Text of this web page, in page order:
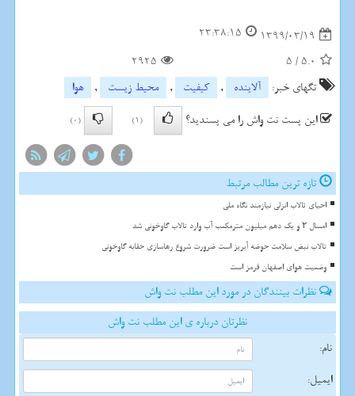
1399/03/19
23:38:15
5.0
/
5
2925
تگهای خبر:
آلاینده , كیفیت , محیط زیست ,
هوا
این پست نت واش را می پسندید؟
(1)
(0)
تازه ترین مطالب مرتبط
احیای تالاب انزلی نیازمند نگاه ملی
امسال ۲ و یک دهم میلیون مترمکعب آب وارد تالاب گاوخونی شد
تالاب نبض سلامت حوضه آبریز است ضرورت شروع رهاسازی حقابه گاوخونی
وضعیت هوای اصفهان قرمز است
نظرات بینندگان در مورد این مطلب نت واش
نظرتان درباره ی این مطلب نت واش
نام:
ایمیل: